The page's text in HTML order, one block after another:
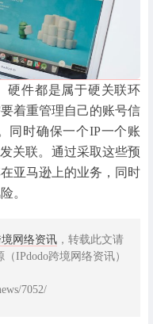
硬件都是属于硬关联环
着重管理自己的账号信
同时确保一个IP一个账
关联。通过采取这些预
亚马逊上的业务，同时
。
境网络资讯 ，转载此文请
IPdodo跨境网络资讯）
7052/